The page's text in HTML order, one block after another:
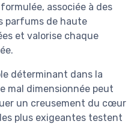
associée à des
parfums de haute
et valorise chaque
déterminant dans la
mal dimensionnée peut
un creusement du cœur
plus exigeantes testent